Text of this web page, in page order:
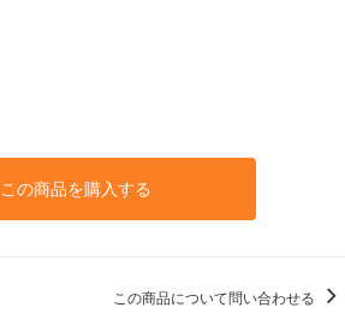
この商品を購入する
この商品について問い合わせる